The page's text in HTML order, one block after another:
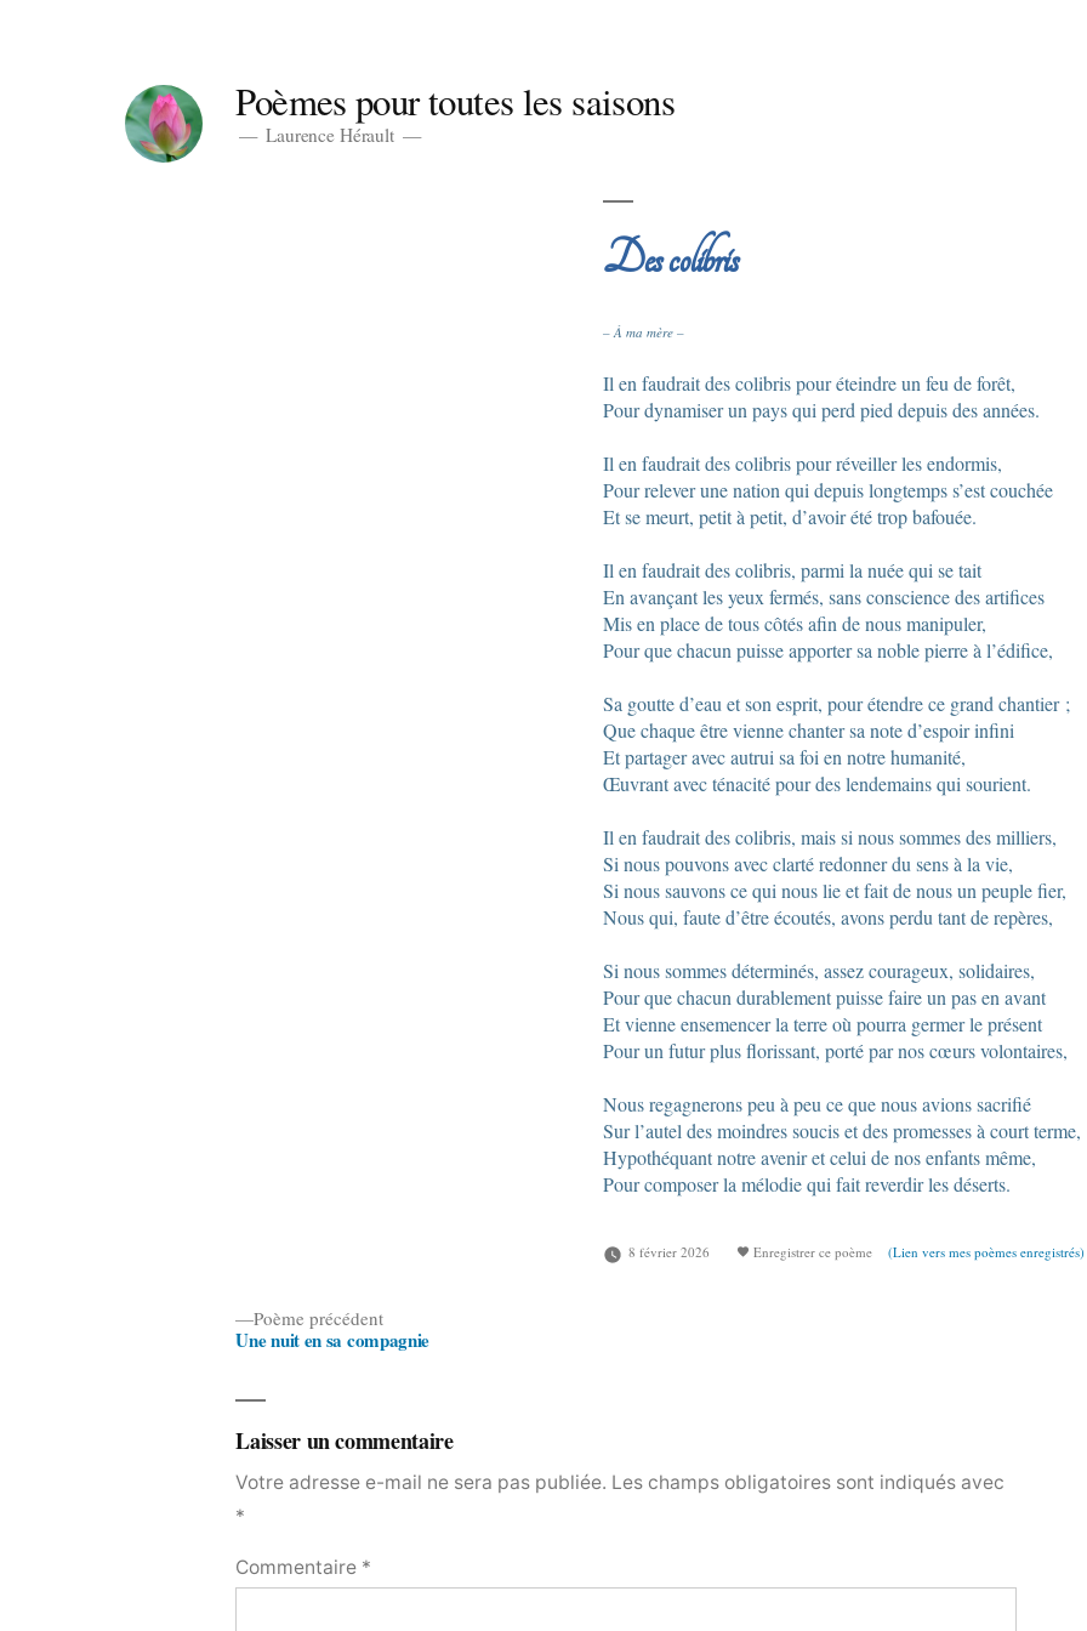
Poèmes pour toutes les saisons
Laurence Hérault
Des colibris
– À ma mère –
Il en faudrait des colibris pour éteindre un feu de forêt,
Pour dynamiser un pays qui perd pied depuis des années.
Il en faudrait des colibris pour réveiller les endormis,
Pour relever une nation qui depuis longtemps s’est couchée
Et se meurt, petit à petit, d’avoir été trop bafouée.
Il en faudrait des colibris, parmi la nuée qui se tait
En avançant les yeux fermés, sans conscience des artifices
Mis en place de tous côtés afin de nous manipuler,
Pour que chacun puisse apporter sa noble pierre à l’édifice,
Sa goutte d’eau et son esprit, pour étendre ce grand chantier ;
Que chaque être vienne chanter sa note d’espoir infini
Et partager avec autrui sa foi en notre humanité,
Œuvrant avec ténacité pour des lendemains qui sourient.
Il en faudrait des colibris, mais si nous sommes des milliers,
Si nous pouvons avec clarté redonner du sens à la vie,
Si nous sauvons ce qui nous lie et fait de nous un peuple fier,
Nous qui, faute d’être écoutés, avons perdu tant de repères,
Si nous sommes déterminés, assez courageux, solidaires,
Pour que chacun durablement puisse faire un pas en avant
Et vienne ensemencer la terre où pourra germer le présent
Pour un futur plus florissant, porté par nos cœurs volontaires,
Nous regagnerons peu à peu ce que nous avions sacrifié
Sur l’autel des moindres soucis et des promesses à court terme,
Hypothéquant notre avenir et celui de nos enfants même,
Pour composer la mélodie qui fait reverdir les déserts.
8 février 2026 Enregistrer ce poème (Lien vers mes poèmes enregistrés)
Poème précédentPoème
précédent :
Une nuit en sa compagnie
Laisser un commentaire
Votre adresse e-mail ne sera pas publiée. Les champs obligatoires sont indiqués avec
*
Commentaire *